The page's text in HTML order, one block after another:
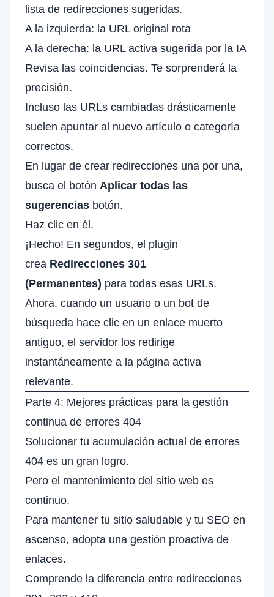
lista de redirecciones sugeridas.
A la izquierda: la URL original rota
A la derecha: la URL activa sugerida por la IA
Revisa las coincidencias. Te sorprenderá la
precisión.
Incluso las URLs cambiadas drásticamente
suelen apuntar al nuevo artículo o categoría
correctos.
En lugar de crear redirecciones una por una,
busca el botón Aplicar todas las
sugerencias botón.
Haz clic en él.
¡Hecho! En segundos, el plugin
crea Redirecciones 301
(Permanentes) para todas esas URLs.
Ahora, cuando un usuario o un bot de
búsqueda hace clic en un enlace muerto
antiguo, el servidor los redirige
instantáneamente a la página activa
relevante.
Parte 4: Mejores prácticas para la gestión
continua de errores 404
Solucionar tu acumulación actual de errores
404 es un gran logro.
Pero el mantenimiento del sitio web es
continuo.
Para mantener tu sitio saludable y tu SEO en
ascenso, adopta una gestión proactiva de
enlaces.
Comprende la diferencia entre redirecciones